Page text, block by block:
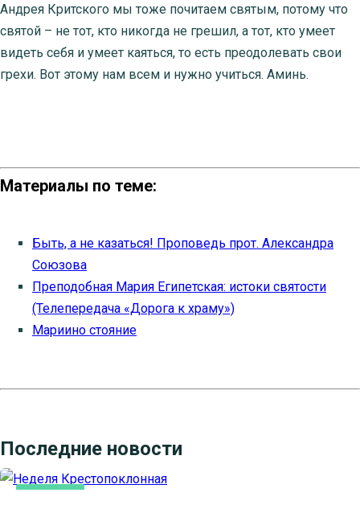
Андрея Критского мы тоже почитаем святым, потому что
святой – не тот, кто никогда не грешил, а тот, кто умеет
видеть себя и умеет каяться, то есть преодолевать свои
грехи. Вот этому нам всем и нужно учиться. Аминь.
Материалы по теме:
Быть, а не казаться! Проповедь прот. Александра
Союзова
Преподобная Мария Египетская: истоки святости
(Телепередача «Дорога к храму»)
Мариино стояние
Последние новости